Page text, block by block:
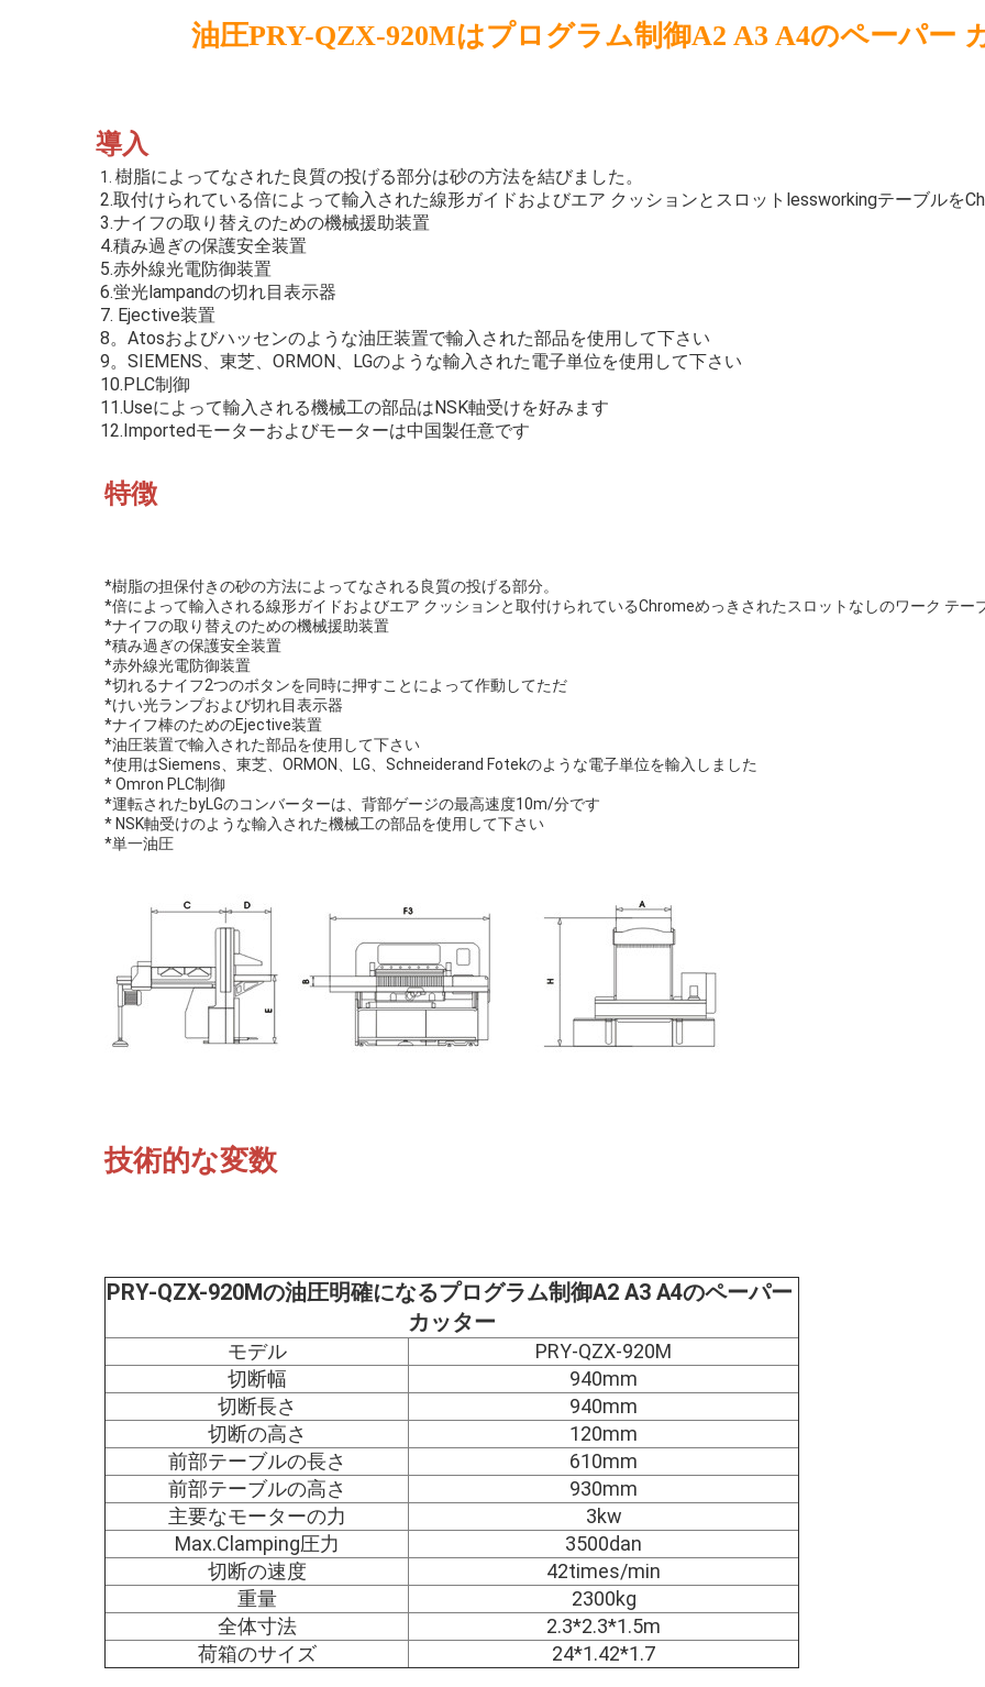
油圧PRY-QZX-920Mはプログラム制御A2 A3 A4のペーパー
導入
1. 樹脂によってなされた良質の投げる部分は砂の方法を結びました。
2.取付けられている倍によって輸入された線形ガイドおよびエア クッションとスロットlessworkingテーブルを
3.ナイフの取り替えのための機械援助装置
4.積み過ぎの保護安全装置
5.赤外線光電防御装置
6.蛍光lampandの切れ目表示器
7. Ejective装置
8。Atosおよびハッセンのような油圧装置で輸入された部品を使用して下さい
9。SIEMENS、東芝、ORMON、LGのような輸入された電子単位を使用して下さい
10.PLC制御
11.Useによって輸入される機械工の部品はNSK軸受けを好みます
12.Importedモーターおよびモーターは中国製任意です
特徴
*樹脂の担保付きの砂の方法によってなされる良質の投げる部分。
*倍によって輸入される線形ガイドおよびエア クッションと取付けられているChromeめっきされたスロットなしのワーク テー
*ナイフの取り替えのための機械援助装置
*積み過ぎの保護安全装置
*赤外線光電防御装置
*切れるナイフ2つのボタンを同時に押すことによって作動してただ
*けい光ランプおよび切れ目表示器
*ナイフ棒のためのEjective装置
*油圧装置で輸入された部品を使用して下さい
*使用はSiemens、東芝、ORMON、LG、Schneiderand Fotekのような電子単位を輸入しました
* Omron PLC制御
*運転されたbyLGのコンバーターは、背部ゲージの最高速度10m/分です
* NSK軸受けのような輸入された機械工の部品を使用して下さい
*単一油圧
技術的な変数
PRY-QZX-920Mの油圧明確になるプログラム制御A2 A3 A4のペーパー
カッター
モデル
PRY-QZX-920M
切断幅
940mm
切断長さ
940mm
切断の高さ
120mm
前部テーブルの長さ
610mm
前部テーブルの高さ
930mm
主要なモーターの力
3kw
Max.Clamping圧力
3500dan
切断の速度
42times/min
重量
2300kg
全体寸法
2.3*2.3*1.5m
荷箱のサイズ
24*1.42*1.7